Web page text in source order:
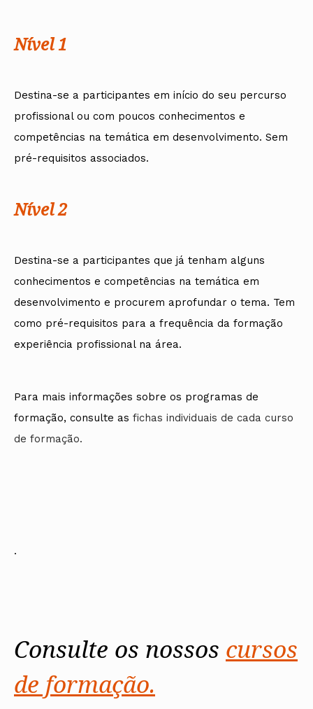
Nível 1
Destina-se a participantes em início do seu percurso
profissional ou com poucos conhecimentos e
competências na temática em desenvolvimento. Sem
pré-requisitos associados.
Nível 2
Destina-se a participantes que já tenham alguns
conhecimentos e competências na temática em
desenvolvimento e procurem aprofundar o tema. Tem
como pré-requisitos para a frequência da formação
experiência profissional na área.
Para mais informações sobre os programas de
formação, consulte as fichas individuais de cada curso
de formação.
.
Consulte os nossos cursos
de formação.